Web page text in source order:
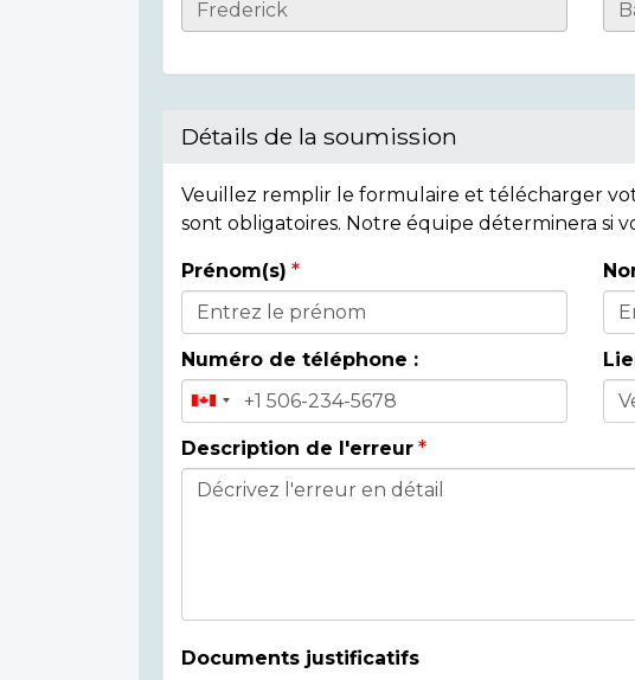
Casualty
Détails de la soumission
Veuillez remplir le formulaire et télécharger
sont obligatoires. Notre équipe déterminera si
Donor
Details
Prénom(s)
Numéro de téléphone :
Description de l'erreur
Documents justificatifs